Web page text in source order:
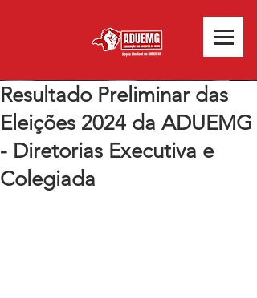
Resultado Preliminar das
Eleições 2024 da ADUEMG
- Diretorias Executiva e
Colegiada